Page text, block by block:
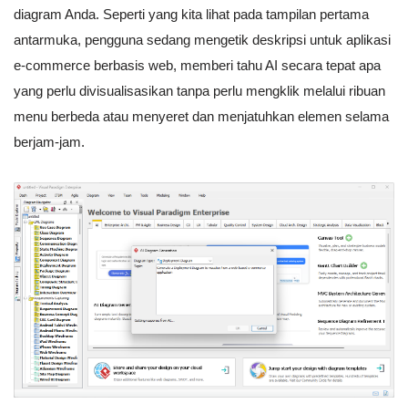
diagram Anda. Seperti yang kita lihat pada tampilan pertama
antarmuka, pengguna sedang mengetik deskripsi untuk aplikasi
e-commerce berbasis web, memberi tahu AI secara tepat apa
yang perlu divisualisasikan tanpa perlu mengklik melalui ribuan
menu berbeda atau menyeret dan menjatuhkan elemen selama
berjam-jam.